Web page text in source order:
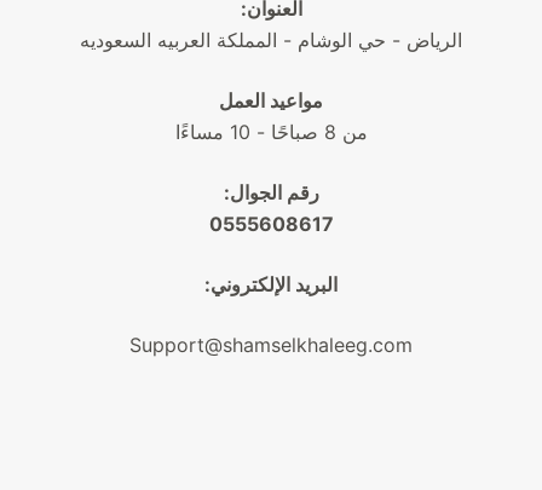
العنوان:
الرياض - حي الوشام - المملكة العربيه السعوديه
مواعيد العمل
من 8 صباحًا - 10 مساءًا
رقم الجوال:
0555608617
البريد الإلكتروني:
Support@shamselkhaleeg.com